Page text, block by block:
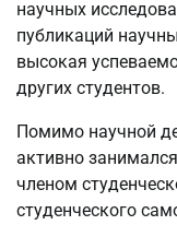
научных
публикаций
высокая
других студентов.
Помимо научной
активно
членом
студенческого